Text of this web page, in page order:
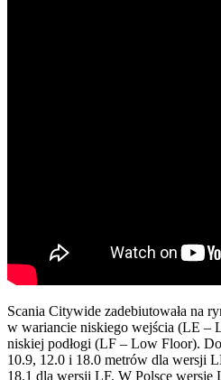
Scania Citywide zadebiutowała na
w wariancie niskiego wejścia (LE –
niskiej podłogi (LF – Low Floor).
10.9, 12.0 i 18.0 metrów dla wersji
18.1 dla wersji LF. W Polsce wersję